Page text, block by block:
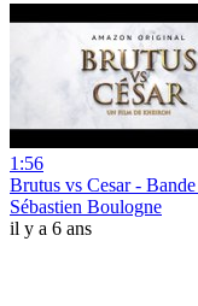
1:56
Brutus vs Cesar -
Sébastien Boulogne
il y a 6 ans